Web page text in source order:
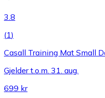
3.8
(1)
Casall Training Mat Small
Gjelder t.o.m. 31. aug.
699 kr